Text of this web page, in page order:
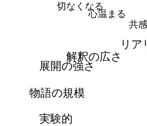
共
心温まる
切なくなる
リア
実験的
物語の規模
展開の強さ
解釈の広さ